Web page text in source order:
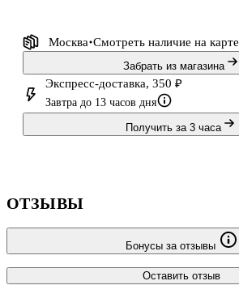
Москва Смотреть наличие на карте
Забрать из магазина
Экспресс-доставка, 350 ₽
Завтра до 13 часов дня
Получить за 3 часа
ОТЗЫВЫ
Бонусы за отзывы
Оставить отзыв